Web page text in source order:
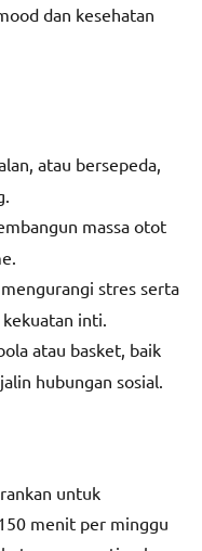
dan kesehatan
atau bersepeda,
massa otot
stres serta
inti.
atau basket, baik
hubungan sosial.
untuk
menit per minggu